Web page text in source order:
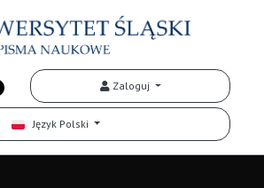
Zaloguj
Język Polski